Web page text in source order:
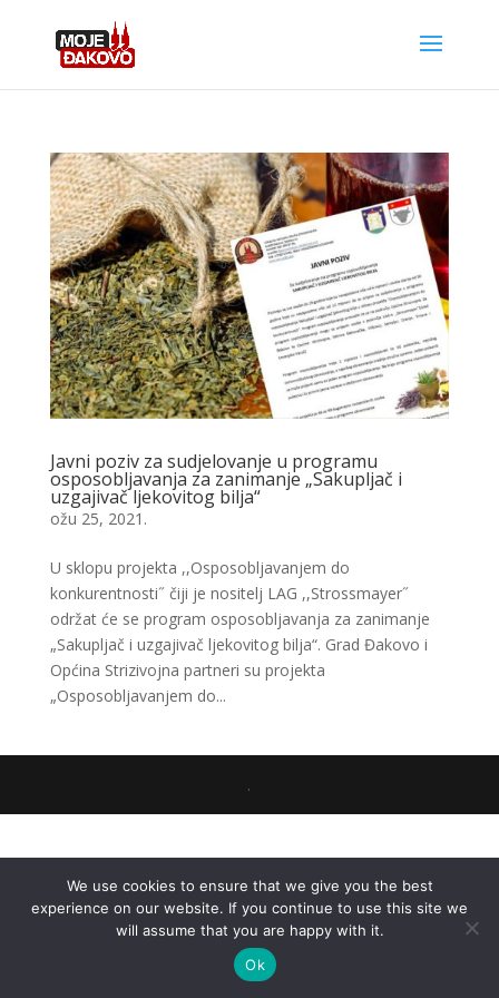
Javni poziv za sudjelovanje u programu
osposobljavanja za zanimanje „Sakupljač i
uzgajivač ljekovitog bilja“
ožu 25, 2021.
U sklopu projekta ,,Osposobljavanjem do
konkurentnosti˝ čiji je nositelj LAG ,,Strossmayer˝
održat će se program osposobljavanja za zanimanje
„Sakupljač i uzgajivač ljekovitog bilja“. Grad Đakovo i
Općina Strizivojna partneri su projekta
„Osposobljavanjem do...
.
We use cookies to ensure that we give you the best
experience on our website. If you continue to use this site we
will assume that you are happy with it.
Ok